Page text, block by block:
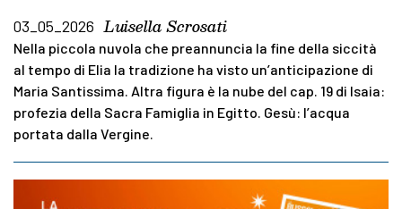
03_05_2026 Luisella Scrosati
Nella piccola nuvola che preannuncia la fine della siccità
al tempo di Elia la tradizione ha visto un’anticipazione di
Maria Santissima. Altra figura è la nube del cap. 19 di Isaia:
profezia della Sacra Famiglia in Egitto. Gesù: l’acqua
portata dalla Vergine.